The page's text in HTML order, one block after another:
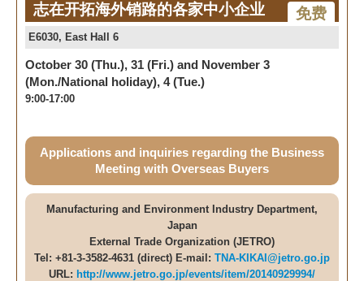
免费
志在开拓海外销路的各家中小企业
E6030, East Hall 6
October 30 (Thu.), 31 (Fri.) and November 3
(Mon./National holiday), 4 (Tue.)
9:00-17:00
Applications and inquiries regarding the Business
Meeting with Overseas Buyers
Manufacturing and Environment Industry Department,
Japan
External Trade Organization (JETRO)
Tel: +81-3-3582-4631 (direct) E-mail: TNA-KIKAI@jetro.go.jp
URL: http://www.jetro.go.jp/events/item/20140929994/